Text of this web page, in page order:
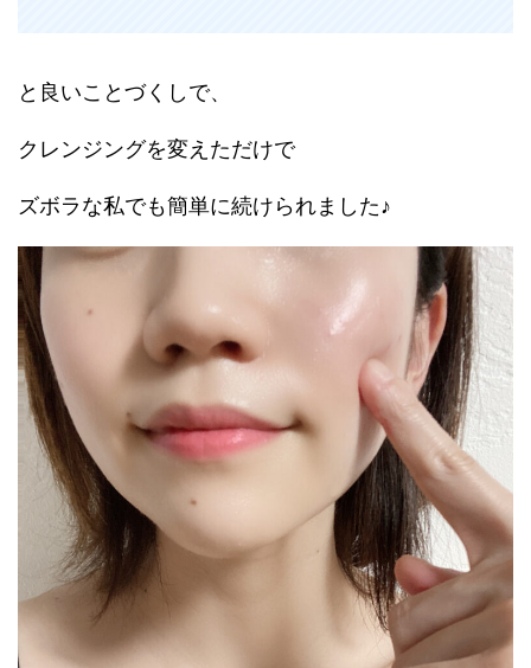
と良いことづくしで、
クレンジングを変えただけで
ズボラな私でも簡単に続けられました♪